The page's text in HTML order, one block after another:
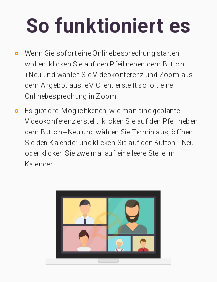
So funktioniert es
Wenn Sie sofort eine Onlinebesprechung starten
wollen, klicken Sie auf den Pfeil neben dem Button
+Neu und wählen Sie Videokonferenz und Zoom aus
dem Angebot aus. eM Client erstellt sofort eine
Onlinebesprechung in Zoom.
Es gibt drei Möglichkeiten, wie man eine geplante
Videokonferenz erstellt: klicken Sie auf den Pfeil neben
dem Button +Neu und wählen Sie Termin aus, öffnen
Sie den Kalender und klicken Sie auf den Button +Neu
oder klicken Sie zweimal auf eine leere Stelle im
Kalender.